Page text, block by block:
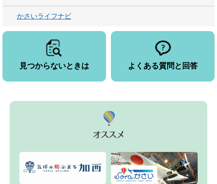
かさいライフナビ
見つからないときは よくある質問と回答